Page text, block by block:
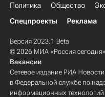
Политика Общество
Спецпроекты
Реклама
Версия 2023.1 Beta
© 2026 МИА «Россия сегодня»
Вакансии
Сетевое издание РИА
в Федеральной службе по
информационных